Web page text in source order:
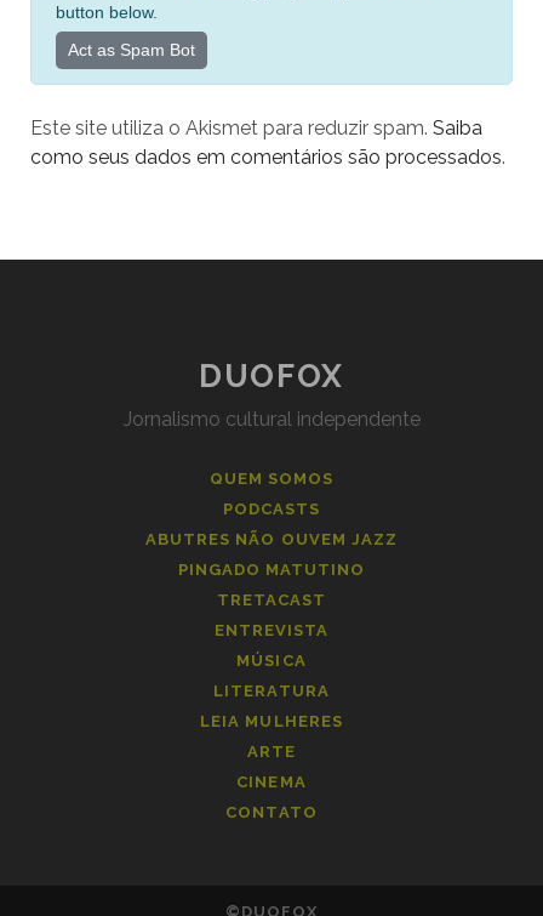
i
v
button below.
Act as Spam Bot
Este site utiliza o Akismet para reduzir spam. Saiba
como seus dados em comentários são processados.
DUOFOX
Jornalismo cultural independente
QUEM SOMOS
PODCASTS
ABUTRES NÃO OUVEM JAZZ
PINGADO MATUTINO
TRETACAST
ENTREVISTA
MÚSICA
LITERATURA
LEIA MULHERES
ARTE
CINEMA
CONTATO
©DUOFOX